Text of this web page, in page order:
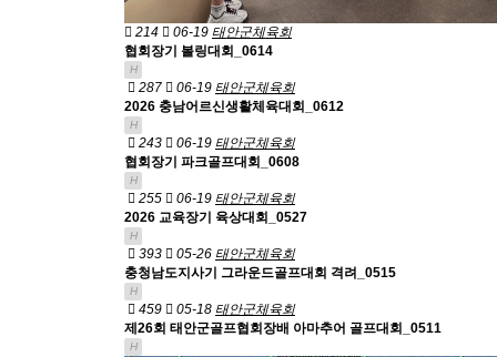
214 06-19 태안군체육회
협회장기 볼링대회_0614
H
287 06-19 태안군체육회
2026 충남어르신생활체육대회_0612
H
243 06-19 태안군체육회
협회장기 파크골프대회_0608
H
255 06-19 태안군체육회
2026 교육장기 육상대회_0527
H
393 05-26 태안군체육회
충청남도지사기 그라운드골프대회 격려_0515
H
459 05-18 태안군체육회
제26회 태안군골프협회장배 아마추어 골프대회_0511
H